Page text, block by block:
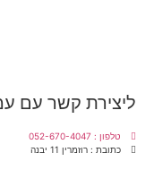
ליצירת קשר עם
טלפון : 052-670-4047
כתובת : רוזמרין 11 יבנה